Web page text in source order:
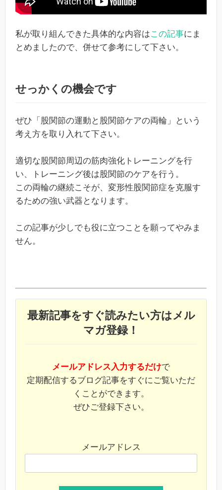
私が取り組んできた具体的な内容はこの記事にま
とめましたので、併せて参考にして下さい。
せっかくの機会です
ぜひ「股関節の運動と股関節ケアの両輪」という
考え方を取り入れて下さい。
適切な股関節周辺の筋肉強化トレーニングを行
い、トレーニング後は股関節のケアを行う。
この両輪の継続こそが、変形性股関節症を克服す
るための強い武器となります。
この記事が少しでも役に立つことを願ってやみま
せん。
最新記事をすぐ読みたい方はメル
マガ登録！
メールアドレス入力するだけで
定期配信するブログ記事をすぐにご覧いただ
くことができます。
ぜひご登録下さい。
メールアドレス